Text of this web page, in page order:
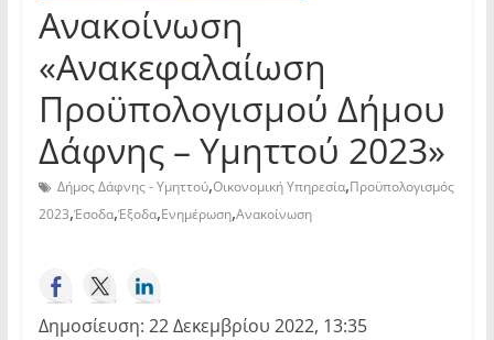
Ανακοίνωση
«Ανακεφαλαίωση
Προϋπολογισμού Δήμου
Δάφνης – Υμηττού 2023»
Δήμος Δάφνης - Υμηττού,Οικονομική Υπηρεσία,Προϋπολογισμός
2023,Έσοδα,Έξοδα,Ενημέρωση,Ανακοίνωση
Δημοσίευση: 22 Δεκεμβρίου 2022, 13:35